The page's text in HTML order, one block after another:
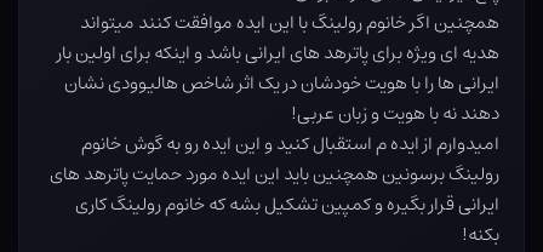
همچنین اگر خانوم رولینگ با این ایده موافقت کنند میتواند
هدیه ای ویژه برای پاترهد های ایرانی باشد و اینکه برای اولین بار
ایرانی ها را با هویت خودشان در یک اثر شاخص هالیوودی نشان
دهند نه با هویت و زبان عربی!
امیدوارم از ایده م استقبال کنید و این ایده رو به گوش خانوم
رولینگ برسونین همچنین باید این ایده مورد حمایت پاترهد های
ایرانی قرار بگیره و کمپین تشکیل بشه که خانوم رولینگ کاری
بکنه!